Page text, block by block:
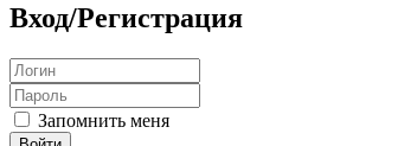
Вход/Регистрация
Запомнить меня